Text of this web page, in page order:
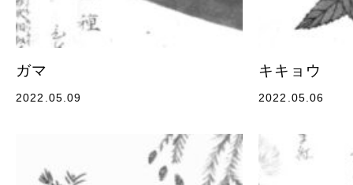
ガマ
2022.05.09
キキョウ
2022.05.06